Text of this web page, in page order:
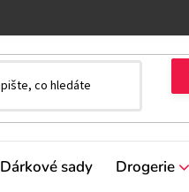
Dárkové sady Drogerie